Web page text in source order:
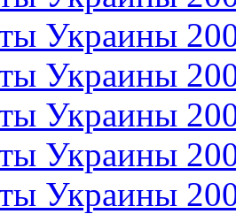
Украины
Украины
Украины
Украины
Украины